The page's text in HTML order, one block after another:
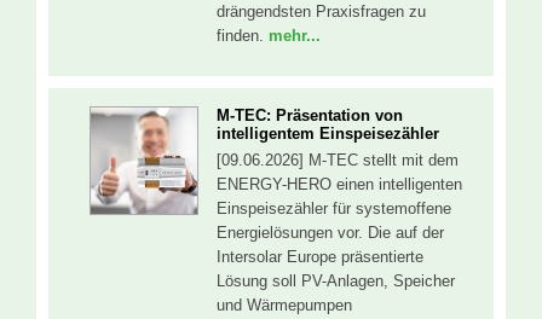
drängendsten Praxisfragen zu
finden. mehr...
M-TEC: Präsentation von
intelligentem Einspeisezähler
[09.06.2026] M-TEC stellt mit dem
ENERGY-HERO einen intelligenten
Einspeisezähler für systemoffene
Energielösungen vor. Die auf der
Intersolar Europe präsentierte
Lösung soll PV-Anlagen, Speicher
und Wärmepumpen